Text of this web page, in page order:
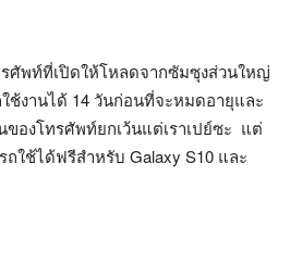
ศัพท์ที่เปิดให้โหลดจากซัมซุงส่วนใหญ่
ช้งานได้ 14 วันก่อนที่จะหมดอายุและ
ของโทรศัพท์ยกเว้นแต่เราเปย์ซะ แต่
ใช้ได้ฟรีสำหรับ Galaxy S10 และ